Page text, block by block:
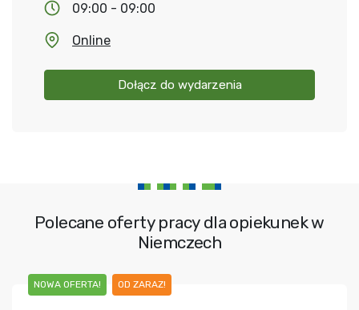
09:00 - 09:00
Online
Dołącz do wydarzenia
Polecane oferty pracy dla opiekunek w
Niemczech
NOWA OFERTA! OD ZARAZ!